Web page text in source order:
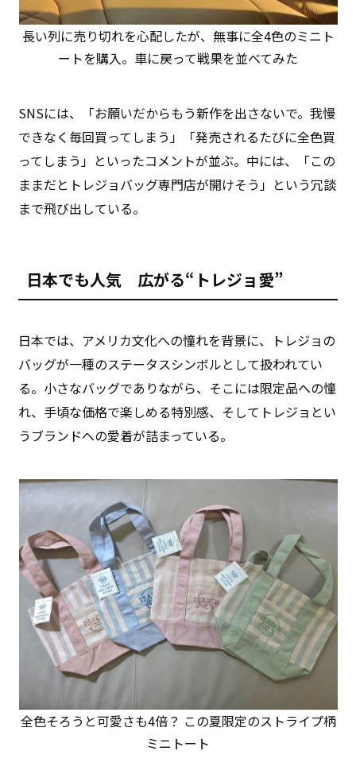
長い列に売り切れを心配したが、無事に全4色のミニト
ートを購入。車に戻って戦果を並べてみた
SNSには、「お願いだからもう新作を出さないで。我慢
できなく毎回買ってしまう」「発売されるたびに全色買
ってしまう」といったコメントが並ぶ。中には、「この
ままだとトレジョバッグ専門店が開けそう」という冗談
まで飛び出している。
日本でも人気 広がる“トレジョ愛”
日本では、アメリカ文化への憧れを背景に、トレジョの
バッグが一種のステータスシンボルとして扱われてい
る。小さなバッグでありながら、そこには限定品への憧
れ、手頃な価格で楽しめる特別感、そしてトレジョとい
うブランドへの愛着が詰まっている。
全色そろうと可愛さも4倍？ この夏限定のストライプ柄
ミニトート